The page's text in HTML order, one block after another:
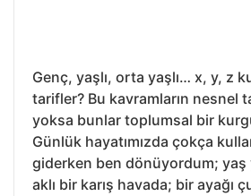
Genç, yaşlı, orta yaşlı… x, y, z
tarifler? Bu kavramların nesnel
yoksa bunlar toplumsal bir
Günlük hayatımızda çokça
giderken ben dönüyordum;
aklı bir karış havada; bir ayağı